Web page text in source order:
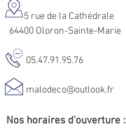
5 rue de la Cathédrale
64400 Oloron-Sainte-Marie
05.47.91.95.76
malodeco@outlook.fr
Nos horaires d'ouverture :